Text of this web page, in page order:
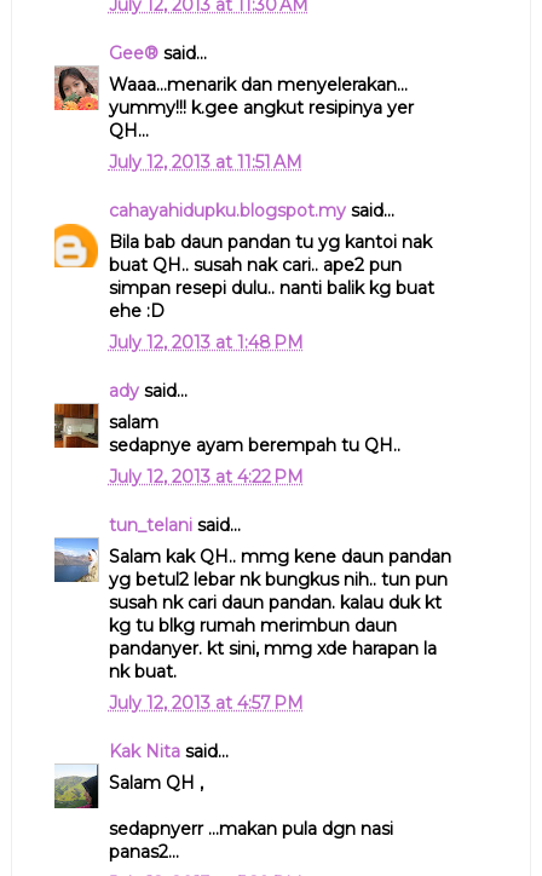
July 12, 2013 at 11:30 AM
Gee®said...
Waaa...menarik dan menyelerakan...
yummy!!! k.gee angkut resipinya yer
QH...
July 12, 2013 at 11:51 AM
cahayahidupku.blogspot.mysaid...
Bila bab daun pandan tu yg kantoi nak
buat QH.. susah nak cari.. ape2 pun
simpan resepi dulu.. nanti balik kg buat
ehe :D
July 12, 2013 at 1:48 PM
adysaid...
salam
sedapnye ayam berempah tu QH..
July 12, 2013 at 4:22 PM
tun_telanisaid...
Salam kak QH.. mmg kene daun pandan
yg betul2 lebar nk bungkus nih.. tun pun
susah nk cari daun pandan. kalau duk kt
kg tu blkg rumah merimbun daun
pandanyer. kt sini, mmg xde harapan la
nk buat.
July 12, 2013 at 4:57 PM
Kak Nitasaid...
Salam QH ,
sedapnyerr ...makan pula dgn nasi
panas2...